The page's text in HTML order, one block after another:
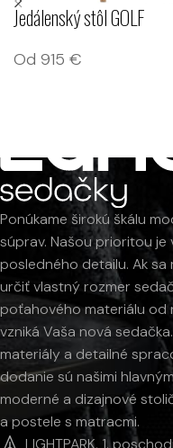
Jedálenský stôl GOLF
Od 915 €
Ponúkame širokú škálu
súprav. Našou prioritou
posledného detailu. Ak
určiť vlastný rozmer
poťahového materiálu
vzniká Vaša nová
materiály a detailné
dodanie sú našimi
moderné a dizajnové
a postele s matracmi.
LIGHTPARK, 1.